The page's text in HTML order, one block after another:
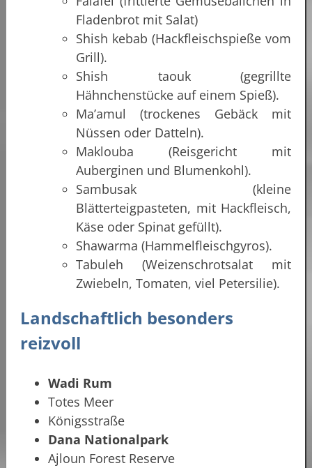
Fladenbrot mit Salat)
Shish kebab (Hackfleischspieße vom
Grill).
Shish taouk (gegrillte
Hähnchenstücke auf einem Spieß).
Ma’amul (trockenes Gebäck mit
Nüssen oder Datteln).
Maklouba (Reisgericht mit
Auberginen und Blumenkohl).
Sambusak (kleine
Blätterteigpasteten, mit Hackfleisch,
Käse oder Spinat gefüllt).
Shawarma (Hammelfleischgyros).
Tabuleh (Weizenschrotsalat mit
Zwiebeln, Tomaten, viel Petersilie).
Landschaftlich besonders
reizvoll
Wadi Rum
Totes Meer
Königsstraße
Dana Nationalpark
Ajloun Forest Reserve